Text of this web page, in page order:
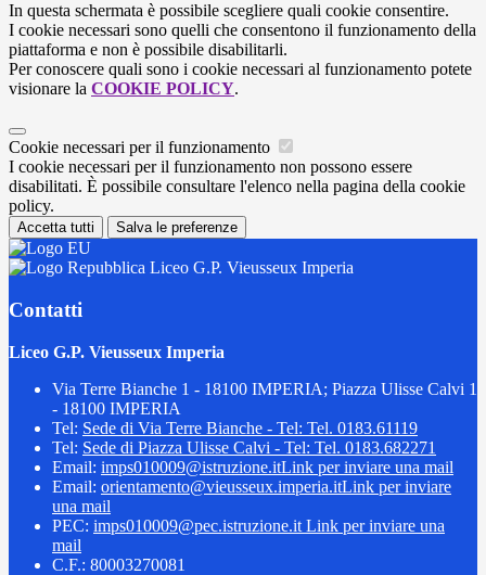
In questa schermata è possibile scegliere quali cookie consentire.
I cookie necessari sono quelli che consentono il funzionamento della
piattaforma e non è possibile disabilitarli.
Per conoscere quali sono i cookie necessari al funzionamento potete
visionare la COOKIE POLICY.
Cookie necessari per il funzionamento
I cookie necessari per il funzionamento non possono essere
disabilitati. È possibile consultare l'elenco nella pagina della cookie
policy.
Accetta tutti Salva le preferenze
Liceo G.P. Vieusseux Imperia
Contatti
Liceo G.P. Vieusseux Imperia
Via Terre Bianche 1 - 18100 IMPERIA; Piazza Ulisse Calvi 1
- 18100 IMPERIA
Tel: Sede di Via Terre Bianche - Tel: Tel. 0183.61119
Tel: Sede di Piazza Ulisse Calvi - Tel: Tel. 0183.682271
Email: imps010009@istruzione.itLink per inviare una mail
Email: orientamento@vieusseux.imperia.itLink per inviare
una mail
PEC: imps010009@pec.istruzione.it Link per inviare una
mail
C.F.: 80003270081